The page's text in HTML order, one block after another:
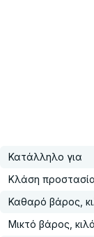
Κατάλληλο για
Κλάση
Καθαρό βάρος,
Μικτό βάρος,